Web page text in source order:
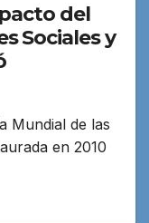
del
Sociales y
Mundial de las
en 2010